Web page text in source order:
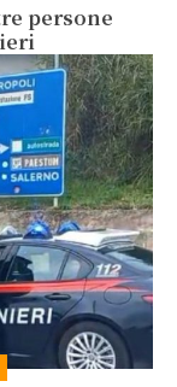
persone